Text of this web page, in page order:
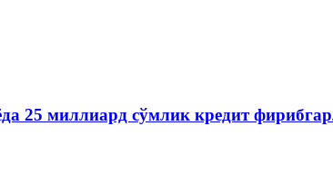
25 миллиард сўмлик кредит